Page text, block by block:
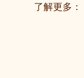
了解更多：